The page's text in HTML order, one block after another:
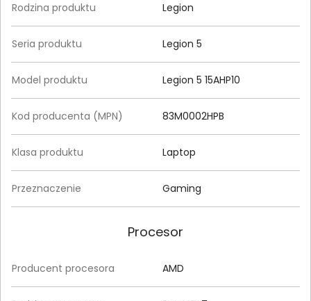
Rodzina produktu Legion
Seria produktu Legion 5
Model produktu Legion 5 15AHP10
Kod producenta (MPN) 83M0002HPB
Klasa produktu Laptop
Przeznaczenie Gaming
Procesor
Producent procesora AMD